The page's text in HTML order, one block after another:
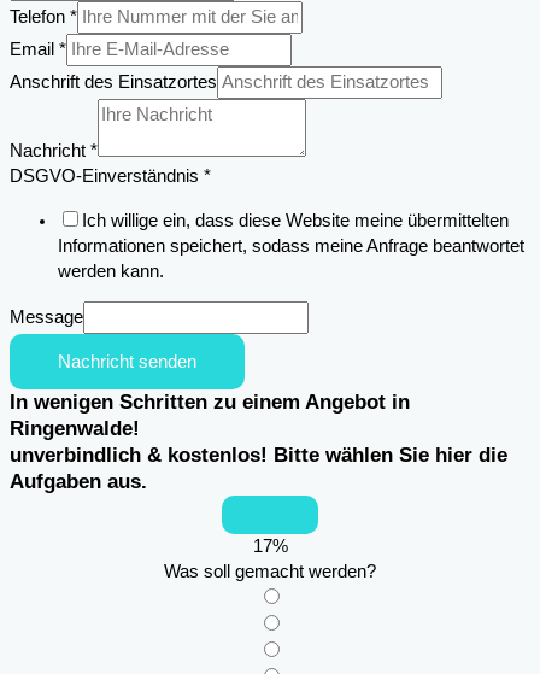
Telefon *
Email *
Name
Anschrift des Einsatzortes
Nachricht *
DSGVO-Einverständnis *
Ich willige ein, dass diese Website meine übermittelten
Informationen speichert, sodass meine Anfrage beantwortet
werden kann.
Message
Nachricht senden
In wenigen Schritten zu einem Angebot in
Ringenwalde!
unverbindlich & kostenlos! Bitte wählen Sie hier die
Aufgaben aus.
17%
Was soll gemacht werden?